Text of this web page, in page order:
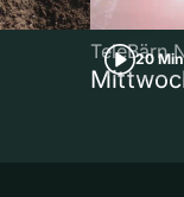
20 Min
TeleBärn